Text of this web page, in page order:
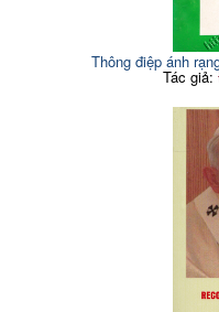
Thông điệp ánh
Tác giả: